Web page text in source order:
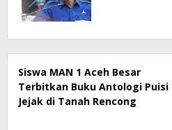
Siswa MAN 1 Aceh Besar
Terbitkan Buku Antologi Puisi
Jejak di Tanah Rencong